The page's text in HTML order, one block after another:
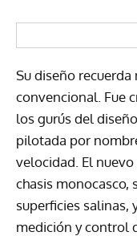
Su diseño
convencional. Fue
los gurús del
pilotada por
velocidad. El
chasis monocasco,
superficies salinas,
medición y control